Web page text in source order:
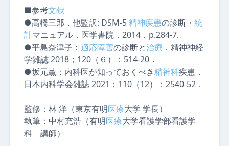
■参考文献
●高橋三郎，他監訳: DSM-5精神疾患の診断・ 統
計マニュアル．医学書院．2014．p.284-7.
●平島奈津子： 適応障害の診断と治療 ．精神神経
学雑誌 2018；120（６）：514-20．
●坂元薫：内科医が知っておくべき精神科疾患．
日本内科学会雑誌 2021；110（12）：2540-52．
監修： 林 洋（東京有明医療大学 学長）
執筆： 中村充浩（有明医療大学看護学部看護学
科 講師）